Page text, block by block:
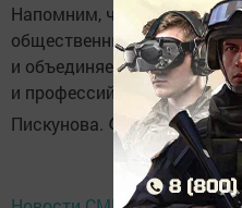
Напомним, что
театр
общественных началах.
и объединяет 12 актеров-
и профессий. Режиссер
Пискунова. Фото